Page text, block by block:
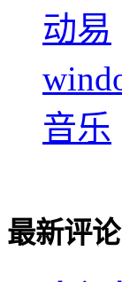
动易
音乐
最新评论